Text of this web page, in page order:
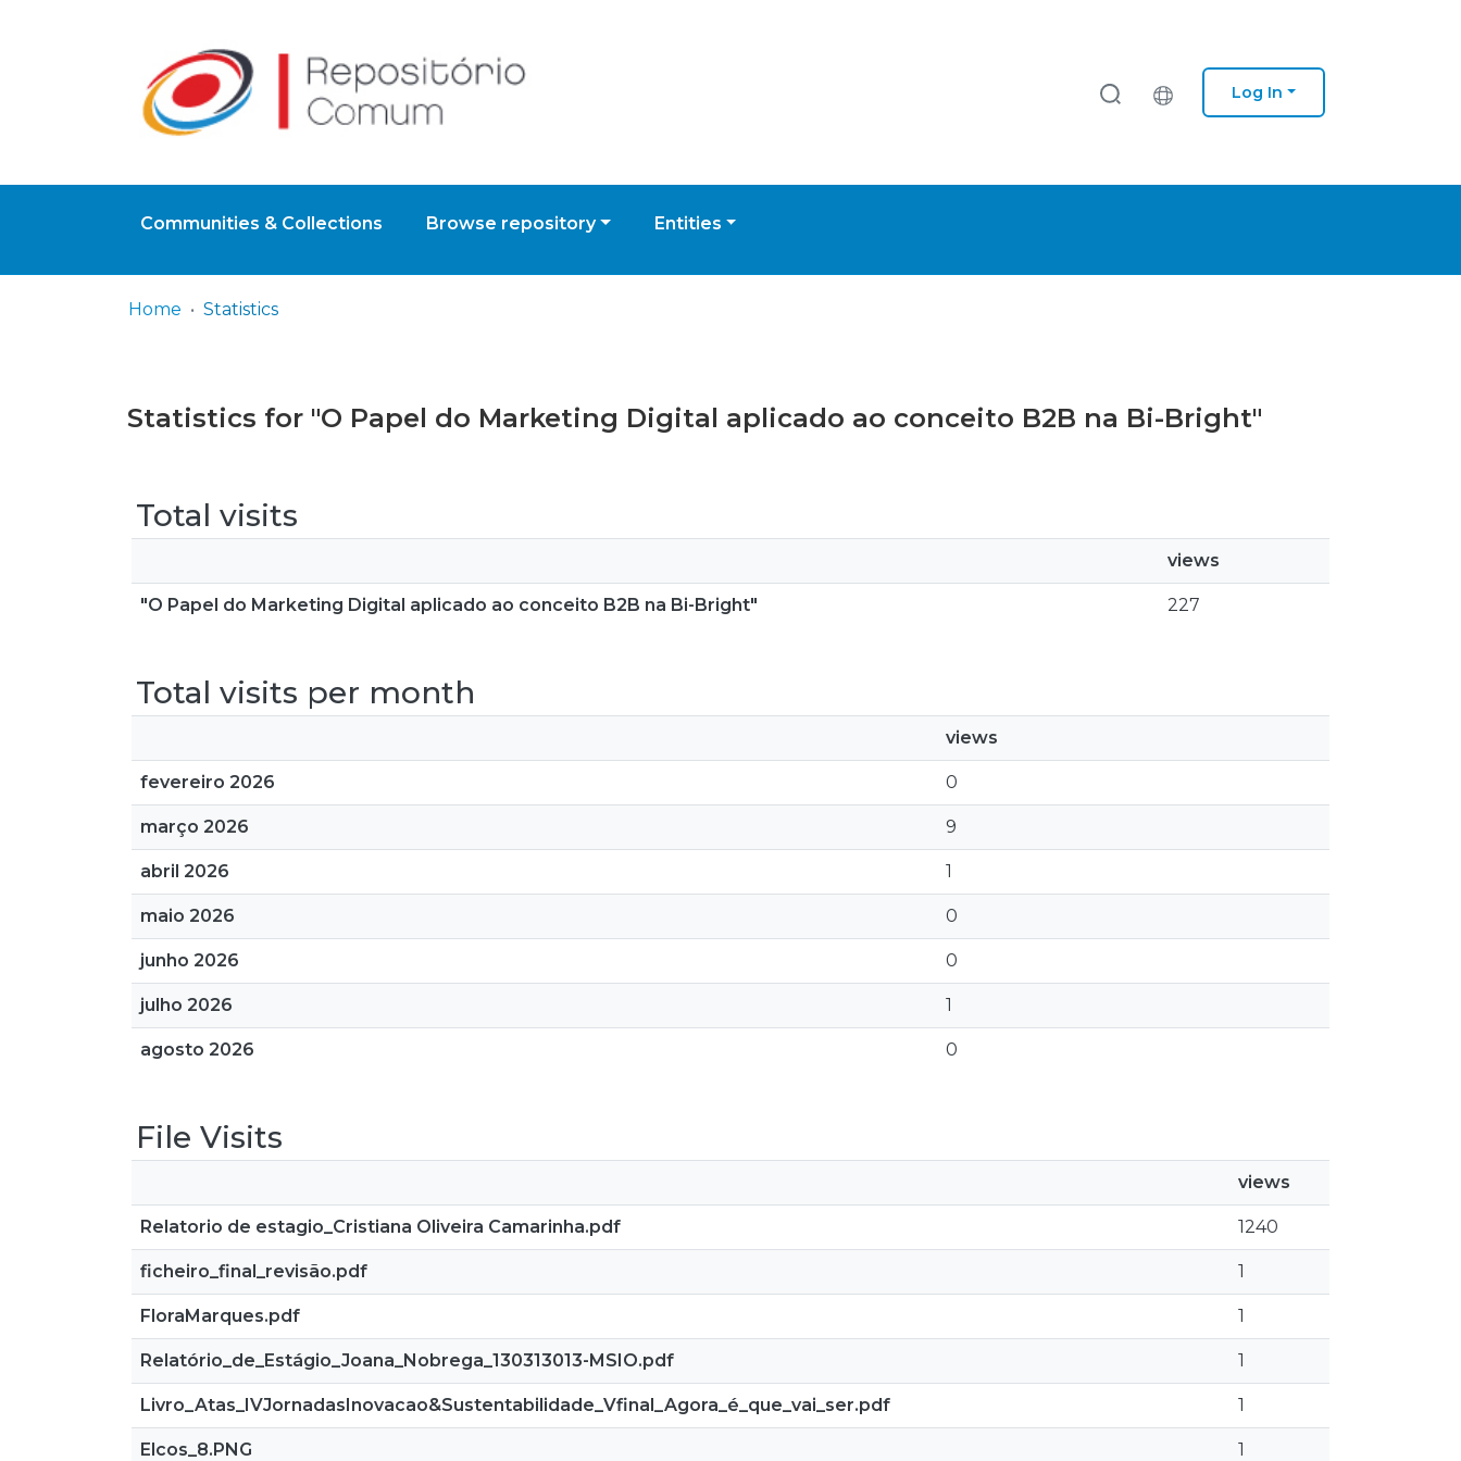
Log In
Communities & Collections Browse repository Entities
Home Statistics
Statistics for "O Papel do Marketing Digital aplicado ao conceito B2B na Bi-Bright"
Total visits
views
"O Papel do Marketing Digital aplicado ao conceito B2B na Bi-Bright" 227
Total visits per month
views
fevereiro 2026 0
março 2026 9
abril 2026 1
maio 2026 0
junho 2026 0
julho 2026 1
agosto 2026 0
File Visits
views
Relatorio de estagio_Cristiana Oliveira Camarinha.pdf 1240
ficheiro_final_revisão.pdf 1
FloraMarques.pdf 1
Relatório_de_Estágio_Joana_Nobrega_130313013-MSIO.pdf 1
Livro_Atas_IVJornadasInovacao&Sustentabilidade_Vfinal_Agora_é_que_vai_ser.pdf 1
Elcos_8.PNG 1